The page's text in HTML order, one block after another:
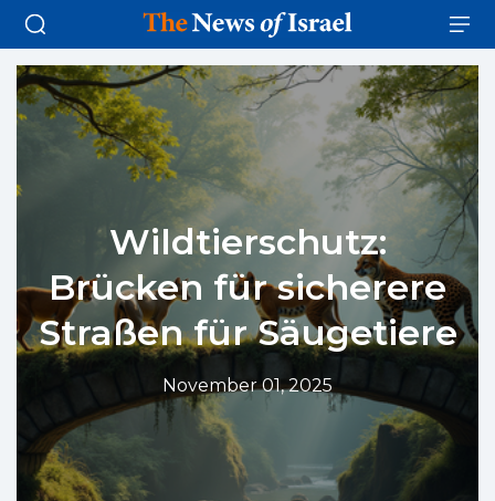
Wildtierschutz:
Brücken für sicherere
Straßen für Säugetiere
November 01, 2025